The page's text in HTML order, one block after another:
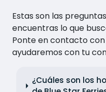
Estas son las
encuentras lo que
Ponte en contacto
ayudaremos con tu
¿Cuáles son los